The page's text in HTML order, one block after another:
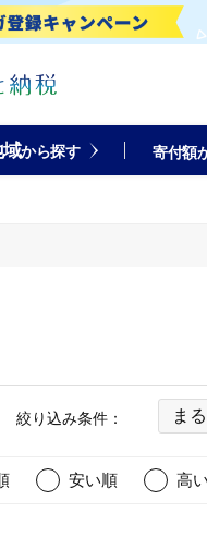
域から探す 寄付額
絞り込み条件： ま
安い順 高